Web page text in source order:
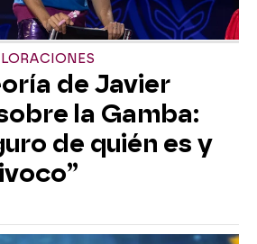
de Javier
la Gamba:
de quién es y